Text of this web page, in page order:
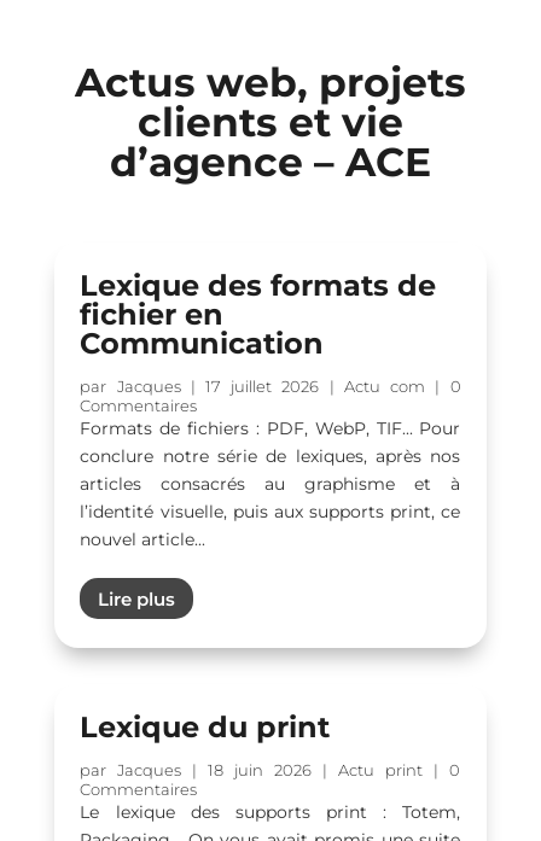
Actus web, projets
clients et vie
d’agence – ACE
Lexique des formats de
fichier en
Communication
par Jacques|17 juillet 2026 | Actu com | 0
Commentaires
Formats de fichiers : PDF, WebP, TIF... Pour
conclure notre série de lexiques, après nos
articles consacrés au graphisme et à
l’identité visuelle, puis aux supports print, ce
nouvel article...
Lire plus
Lexique du print
parJacques |18 juin 2026 |Actu print | 0
Commentaires
Le lexique des supports print : Totem,